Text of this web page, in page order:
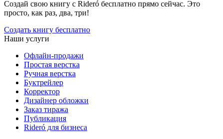
Создай свою книгу с Rideró бесплатно прямо сейчас. Это
просто, как раз, два, три!
Создать книгу бесплатно
Наши услуги
Офлайн-продажи
Простая верстка
Ручная верстка
Буктрейлер
Корректор
Дизайнер обложки
Заказ тиража
Публикация
Rideró для бизнеса